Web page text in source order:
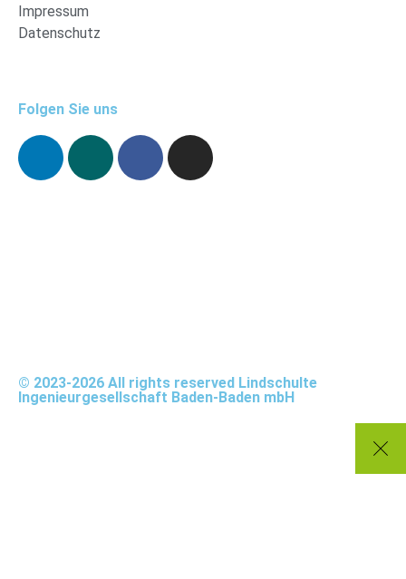
Impressum
Datenschutz
Folgen Sie uns
© 2023-2026 All rights reserved Lindschulte
Ingenieurgesellschaft Baden-Baden mbH